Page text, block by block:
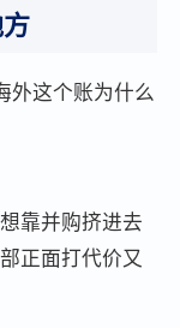
外这个账为什么
靠并购挤进去
正面打代价又